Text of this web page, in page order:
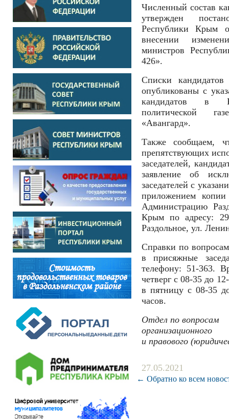
Численный состав
утвержден
Республики
внесении
министров
426».
Списки
опубликованы с
кандидатов в
политической
«Авангард».
Также сообщаем,
препятствующих
заседателей,
заявление об
заседателей с
приложением копии
Администрацию
Крым по адресу:
Раздольное, ул.
Справки по
в присяжные
телефону: 51-363.
четверг с 08-35 до
в пятницу с 08-35
часов.
Отдел по вопросам
организационного
и правового
27.05.2021
← Обратно ко всем